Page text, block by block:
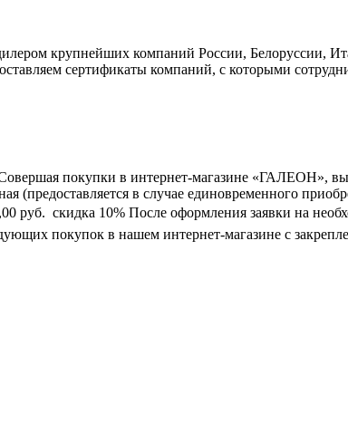
крупнейших компаний России, Белоруссии,
сертификаты компаний, с которыми
покупки в интернет-магазине «ГАЛЕОН»,
(предоставляется в случае единовременного
руб.  скидка 10% После оформления заявки на
покупок в нашем интернет-магазине с